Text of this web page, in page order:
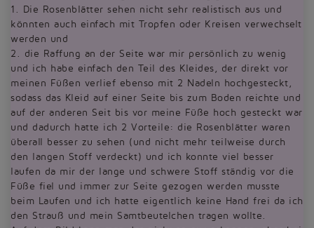
1. Die Rosenblätter sehen nicht sehr realistisch aus und
könnten auch einfach mit Tropfen oder Kreisen verwechselt
werden und
2. die Raffung an der Seite war mir persönlich zu wenig
und ich habe einfach den Teil des Kleides, der direkt vor
meinen Füßen verlief ebenso mit 2 Nadeln hochgesteckt,
sodass das Kleid auf einer Seite bis zum Boden reichte und
auf der anderen Seit bis vor meine Füße hoch gesteckt war
und dadurch hatte ich 2 Vorteile: die Rosenblätter waren
überall besser zu sehen (und nicht mehr teilweise durch
den langen Stoff verdeckt) und ich konnte viel besser
laufen da mir der lange und schwere Stoff ständig vor die
Füße fiel und immer zur Seite gezogen werden musste
beim Laufen und ich hatte eigentlich keine Hand frei da ich
den Strauß und mein Samtbeutelchen tragen wollte.